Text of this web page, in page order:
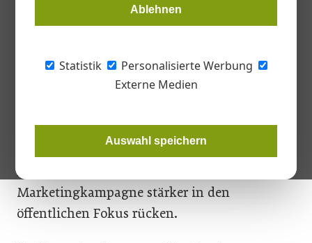
Ablehnen
Statistik
Personalisierte Werbung
Externe Medien
Auswahl speichern
rücken. Betriebe können sich als Partner beteiligen und als
„Edelfurnier Tischler“ positionieren.
Die Marktanteile von Echtholzfurnier sind seit
Jahren rückläufig. Mit der Initiative
Hersteller und Fachhändler mit Tischlereien
als Partnerbetrieben dem Werkstoffwieder zu
mehr Wertschätzung verhelfen und mit einer
Marketingkampagne stärker in den
öffentlichen Fokus rücken.